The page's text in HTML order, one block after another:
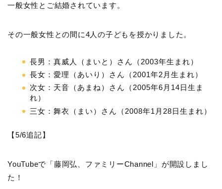
一般女性とご結婚されています。
その一般女性との間に4人の子どもを授かりました。
長男：真威人（まいと）さん（2003年生まれ）
長女：愛理（あいり）さん（2001年2月生まれ）
次女：天音（あまね）さん（2005年6月14日生ま
れ）
三女：舞衣（まい）さん（2008年1月28日生まれ）
【5/6追記】
YouTubeで「藤岡弘、ファミリーChannel」が開設しまし
た！